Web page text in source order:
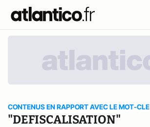
CONTENUS EN RAPPORT AVEC LE MOT-CLE
"DEFISCALISATION"